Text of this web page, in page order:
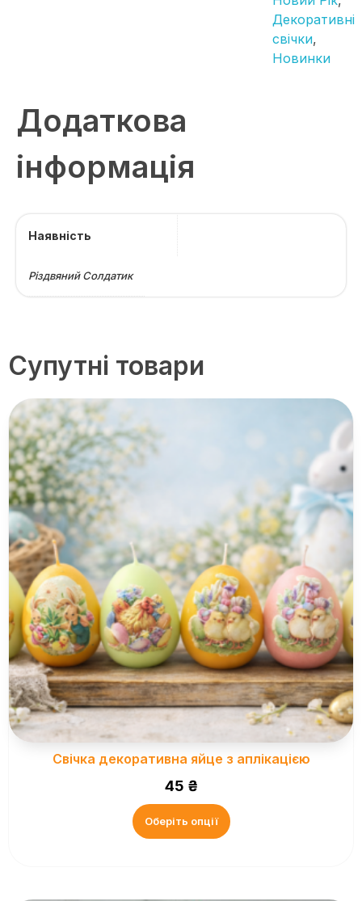
Декоративні
свічки,
Новинки
Додаткова
інформація
Наявність
Різдвяний Солдатик
Супутні товари
Свічка декоративна яйце з аплікацією
45 ₴
Оберіть опції